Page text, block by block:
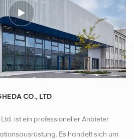
CO., LTD
ist ein professioneller Anbieter
Es handelt sich um